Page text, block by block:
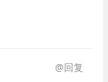
@回复